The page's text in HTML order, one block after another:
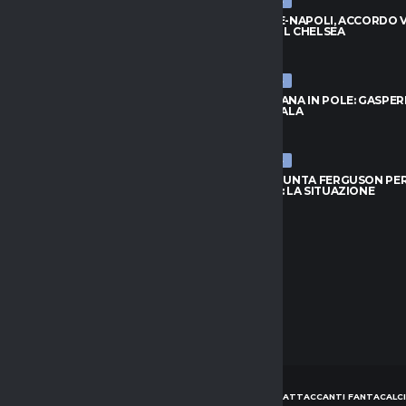
BADIASHILE-NAPOLI, ACCORDO
TRATTA COL CHELSEA
ULTIME NEWS
ROMA, FOFANA IN POLE:
ASPETTA L’ALA
ULTIME NEWS
TORINO, SPUNTA FERGUSON
L’ATTACCO: LA SITUAZIONE
CONSIGLI ATTACCANTI